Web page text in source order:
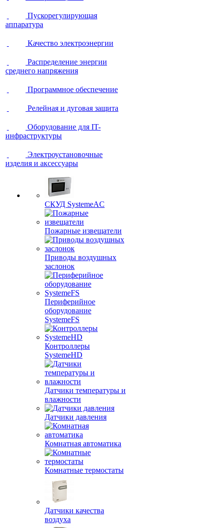
Пускорегулирующая
аппаратура
Качество электроэнергии
Распределение энергии
среднего напряжения
Программное обеспечение
Релейная и дуговая защита
Оборудование для IT-
инфраструктуры
Электроустановочные
изделия и аксессуары
СКУД SystemeAC
Пожарные извещатели
Приводы воздушных
заслонок
Периферийное
оборудование
SystemeFS
Контроллеры
SystemeHD
Датчики температуры и
влажности
Датчики давления
Комнатная автоматика
Комнатные термостаты
Датчики качества
воздуха